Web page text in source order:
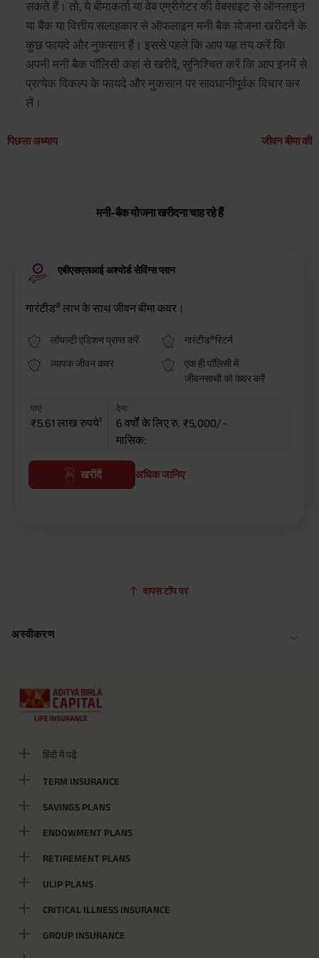
सकते हैं। तो, ये बीमाकर्ता या वेब एग्रीगेटर की वेबसाइट से ऑनलाइन
या बैंक या वित्तीय सलाहकार से ऑफलाइन मनी बैक योजना खरीदने के
कुछ फायदे और नुकसान हैं। इससे पहले कि आप यह तय करें कि
अपनी मनी बैक पॉलिसी कहां से खरीदें, सुनिश्चित करें कि आप इनमें से
प्रत्येक विकल्प के फायदे और नुकसान पर सावधानीपूर्वक विचार कर
लें।
पिछला अध्याय जीवन बीमा की
मनी-बैक योजना खरीदना चाह रहे हैं
एबीएसएलआई अश्योर्ड सेविंग्स प्लान
गारंटीड#लाभ के साथ जीवन बीमा कवर।
लॉयल्टी एडिशन प्राप्त करें गारंटीड#रिटर्न
व्यापक जीवन कवर
एक ही पॉलिसी में
जीवनसाथी को कवर करें
पाएं:
₹5.61 लाख रुपये1
देना:
6 वर्षों के लिए रु. ₹5,000/-
मासिक:
खरीदें अधिक जानिए
वापस टॉप पर
अस्वीकरण
हिंदी में पढ़ें
TERM INSURANCE
SAVINGS PLANS
ENDOWMENT PLANS
RETIREMENT PLANS
ULIP PLANS
CRITICAL ILLNESS INSURANCE
GROUP INSURANCE